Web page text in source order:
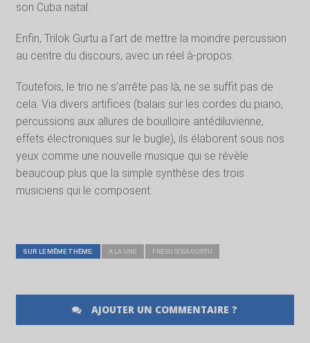
son Cuba natal.
Enfin, Trilok Gurtu a l’art de mettre la moindre percussion
au centre du discours, avec un réel à-propos.
Toutefois, le trio ne s’arrête pas là, ne se suffit pas de
cela. Via divers artifices (balais sur les cordes du piano,
percussions aux allures de bouilloire antédiluvienne,
effets électroniques sur le bugle), ils élaborent sous nos
yeux comme une nouvelle musique qui se révèle
beaucoup plus que la simple synthèse des trois
musiciens qui le composent.
SUR LE MÊME THÈME: A LA UNE FRESU SOSA GURTU
AJOUTER UN COMMENTAIRE ?